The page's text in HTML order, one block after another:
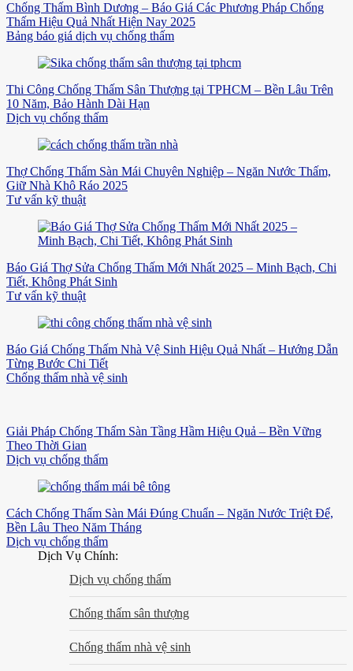
Chống Thấm Bình Dương – Báo Giá Các Phương Pháp Chống
Thấm Hiệu Quả Nhất Hiện Nay 2025
Bảng báo giá dịch vụ chống thấm
Thi Công Chống Thấm Sân Thượng tại TPHCM – Bền Lâu Trên
10 Năm, Bảo Hành Dài Hạn
Dịch vụ chống thấm
Thợ Chống Thấm Sàn Mái Chuyên Nghiệp – Ngăn Nước Thấm,
Giữ Nhà Khô Ráo 2025
Tư vấn kỹ thuật
Báo Giá Thợ Sửa Chống Thấm Mới Nhất 2025 – Minh Bạch, Chi
Tiết, Không Phát Sinh
Tư vấn kỹ thuật
Báo Giá Chống Thấm Nhà Vệ Sinh Hiệu Quả Nhất – Hướng Dẫn
Từng Bước Chi Tiết
Chống thấm nhà vệ sinh
Giải Pháp Chống Thấm Sàn Tầng Hầm Hiệu Quả – Bền Vững
Theo Thời Gian
Dịch vụ chống thấm
Cách Chống Thấm Sàn Mái Đúng Chuẩn – Ngăn Nước Triệt Để,
Bền Lâu Theo Năm Tháng
Dịch vụ chống thấm
Dịch Vụ Chính:
Dịch vụ chống thấm
Chống thấm sân thượng
Chống thấm nhà vệ sinh